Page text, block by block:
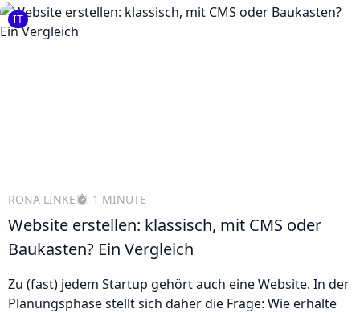
IT
RONA LINKE 1 MINUTE
Website erstellen: klassisch, mit CMS oder
Baukasten? Ein Vergleich
Zu (fast) jedem Startup gehört auch eine Website. In der
Planungsphase stellt sich daher die Frage: Wie erhalte